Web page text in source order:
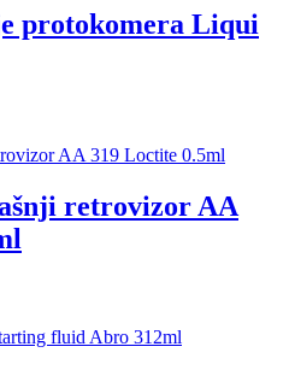
protokomera Liqui
retrovizor AA